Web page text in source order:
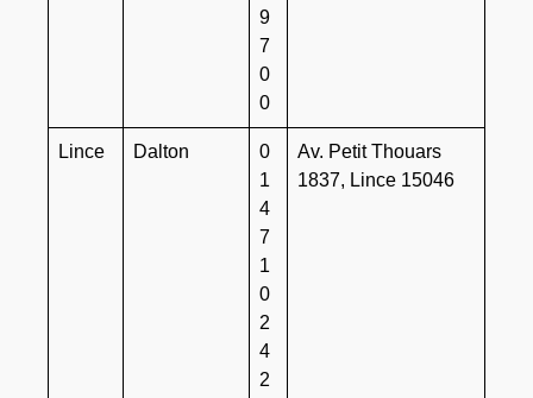
9
7
0
0
Lince Dalton
0
1
4
7
1
0
2
4
2
Av. Petit Thouars
1837, Lince 15046